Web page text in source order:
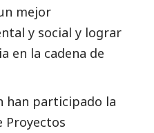
mejor
y social y lograr
en la cadena de
han participado la
Proyectos